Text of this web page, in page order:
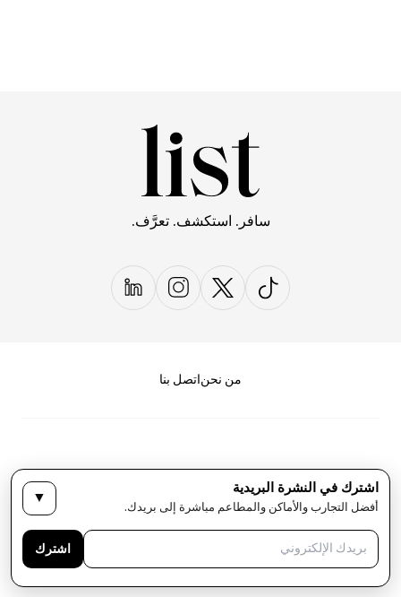
سافر. استكشف. تعرَّف.
من نحن اتصل بنا
سياسة الخصوصية
حقوق النشر لمجلة LIST كل الحقوق محفوظة
اشترك في النشرة البريدية
أفضل التجارب والأماكن والمطاعم مباشرة إلى بريدك.
▼
اشترك